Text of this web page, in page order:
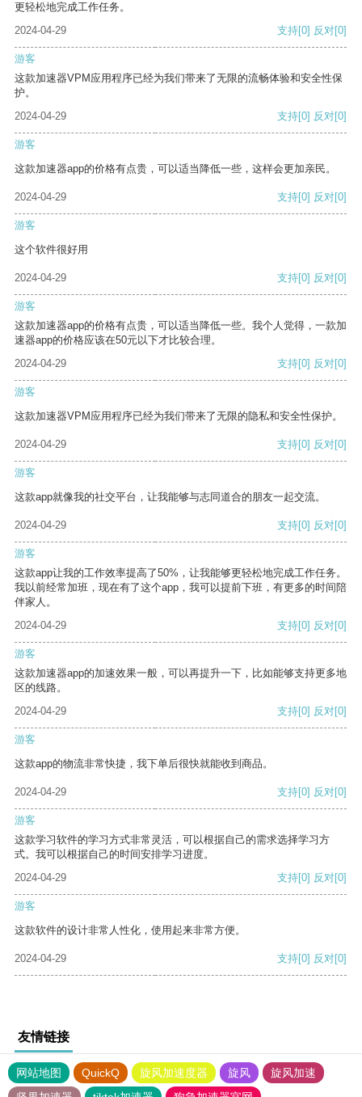
更轻松地完成工作任务。
2024-04-29
支持[0] 反对[0]
游客
这款加速器VPM应用程序已经为我们带来了无限的流畅体验和安全性保
护。
2024-04-29
支持[0] 反对[0]
游客
这款加速器app的价格有点贵，可以适当降低一些，这样会更加亲民。
2024-04-29 支持[0] 反对[0]
游客
这个软件很好用
2024-04-29 支持[0] 反对[0]
游客
这款加速器app的价格有点贵，可以适当降低一些。我个人觉得，一款加
速器app的价格应该在50元以下才比较合理。
2024-04-29
支持[0] 反对[0]
游客
这款加速器VPM应用程序已经为我们带来了无限的隐私和安全性保护。
2024-04-29 支持[0] 反对[0]
游客
这款app就像我的社交平台，让我能够与志同道合的朋友一起交流。
2024-04-29 支持[0] 反对[0]
游客
这款app让我的工作效率提高了50%，让我能够更轻松地完成工作任务。
我以前经常加班，现在有了这个app，我可以提前下班，有更多的时间陪
伴家人。
2024-04-29
支持[0] 反对[0]
游客
这款加速器app的加速效果一般，可以再提升一下，比如能够支持更多地
区的线路。
2024-04-29
支持[0] 反对[0]
游客
这款app的物流非常快捷，我下单后很快就能收到商品。
2024-04-29 支持[0] 反对[0]
游客
这款学习软件的学习方式非常灵活，可以根据自己的需求选择学习方
式。我可以根据自己的时间安排学习进度。
2024-04-29
支持[0] 反对[0]
游客
这款软件的设计非常人性化，使用起来非常方便。
2024-04-29 支持[0] 反对[0]
友情链接
网站地图 QuickQ 旋风加速度器 旋风
旋风加速